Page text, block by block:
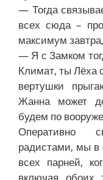
— Тогда
всех сюда –
максимум
— Я с Замком
Климат, ты Лёха
вертушки
Жанна может
будем по
Оперативно
радистами, мы в
всех парней,